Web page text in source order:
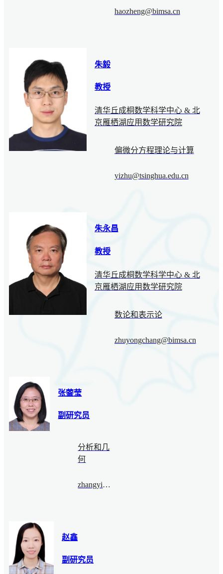
haozheng@bimsa.cn
朱毅
教授
清华丘成桐数学科学中心 & 北
京雁栖湖应用数学研究院
偏微分方程理论与计算
yizhu@tsinghua.edu.cn
朱永昌
教授
清华丘成桐数学科学中心 & 北
京雁栖湖应用数学研究院
数论和表示论
zhuyongchang@bimsa.cn
张蓥莹
副研究员
分析和几
何
zhangyingying@bimsa.cn
赵鑫
副研究员